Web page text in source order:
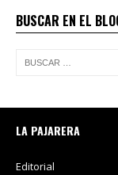
BUSCAR EN EL
LA PAJARERA
Editorial